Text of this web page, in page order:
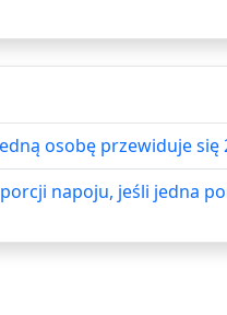
osobę przewiduje się
napoju, jeśli jedna